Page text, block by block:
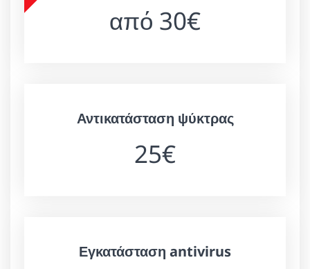
από 30€
Αντικατάσταση ψύκτρας
25€
Εγκατάσταση antivirus